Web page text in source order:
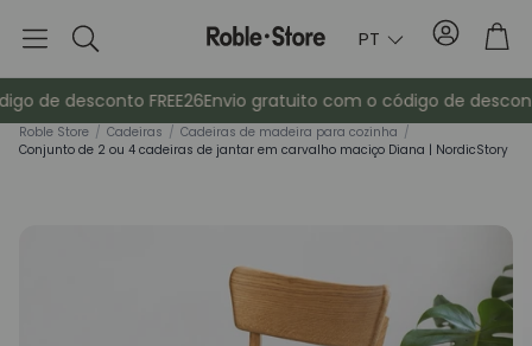
Pesquisa PT Conta
de desconto FREE26Envio gratuito com o código de desconto
Roble Store / Cadeiras / Cadeiras de madeira para cozinha /
Conjunto de 2 ou 4 cadeiras de jantar em carvalho maciço Diana | NordicStory